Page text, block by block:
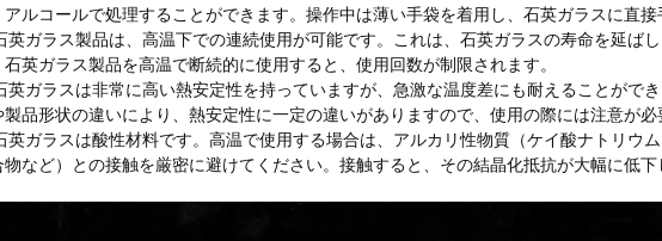
アルコールで処理することができます。操作中は薄い手袋を着用し、石英ガラスに直接
英ガラス製品は、高温下での連続使用が可能です。これは、石英ガラスの寿命を延ば
石英ガラス製品を高温で断続的に使用すると、使用回数が制限されます。
英ガラスは非常に高い熱安定性を持っていますが、急激な温度差にも耐えることがで
製品形状の違いにより、熱安定性に一定の違いがありますので、使用の際には注意が必
英ガラスは酸性材料です。高温で使用する場合は、アルカリ性物質（ケイ酸ナトリウ
物など）との接触を厳密に避けてください。接触すると、その結晶化抵抗が大幅に低下